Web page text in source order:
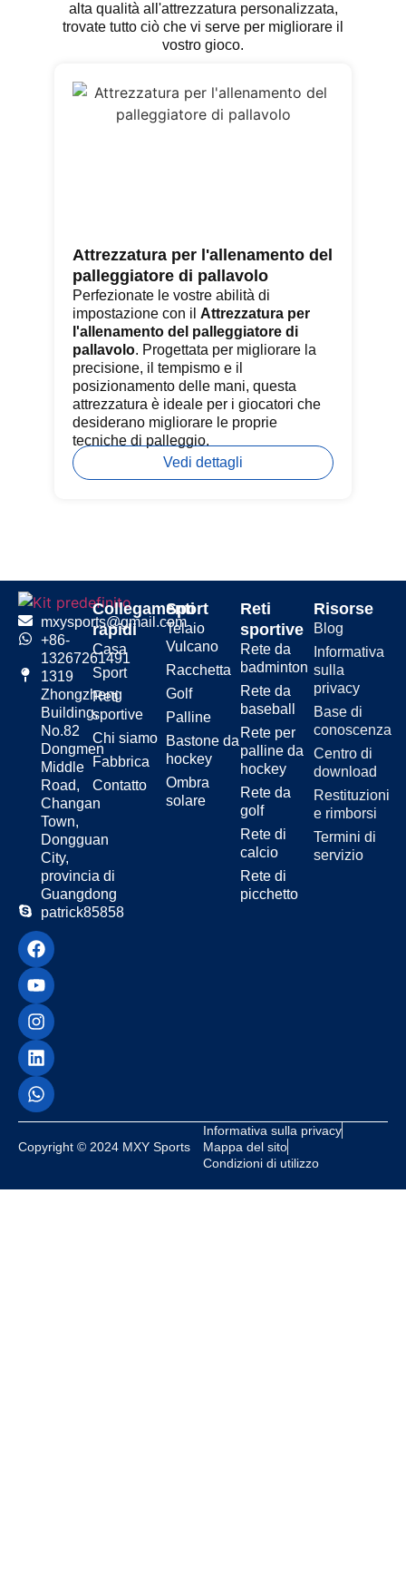
alta qualità all'attrezzatura personalizzata,
trovate tutto ciò che vi serve per migliorare il
vostro gioco.
Attrezzatura per l'allenamento del
palleggiatore di pallavolo
Perfezionate le vostre abilità di
impostazione con il Attrezzatura per
l'allenamento del palleggiatore di
pallavolo. Progettata per migliorare la
precisione, il tempismo e il
posizionamento delle mani, questa
attrezzatura è ideale per i giocatori che
desiderano migliorare le proprie
tecniche di palleggio.
Vedi dettagli
mxysports@gmail.com
+86-
13267261491
1319
Zhongzheng
Building,
No.82
Dongmen
Middle
Road,
Changan
Town,
Dongguan
City,
provincia di
Guangdong
patrick85858
Collegamenti
rapidi
Casa
Sport
Reti
sportive
Chi siamo
Fabbrica
Contatto
Sport
Telaio
Vulcano
Racchetta
Golf
Palline
Bastone da
hockey
Ombra
solare
Reti
sportive
Rete da
badminton
Rete da
baseball
Rete per
palline da
hockey
Rete da
golf
Rete di
calcio
Rete di
picchetto
Risorse
Blog
Informativa
sulla
privacy
Base di
conoscenza
Centro di
download
Restituzioni
e rimborsi
Termini di
servizio
Copyright © 2024 MXY Sports
Informativa sulla privacy
Mappa del sito
Condizioni di utilizzo